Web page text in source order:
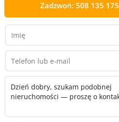
Zadzwoń: 508 135 175